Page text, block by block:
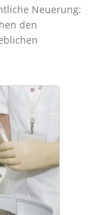
Neuerung:
den